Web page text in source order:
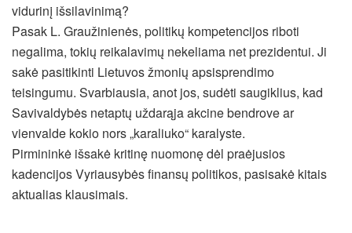
vidurinį išsilavinimą?
Pasak L. Graužinienės, politikų kompetencijos riboti
negalima, tokių reikalavimų nekeliama net prezidentui. Ji
sakė pasitikinti Lietuvos žmonių apsisprendimo
teisingumu. Svarbiausia, anot jos, sudėti saugiklius, kad
Savivaldybės netaptų uždarąja akcine bendrove ar
vienvalde kokio nors „karaliuko“ karalyste.
Pirmininkė išsakė kritinę nuomonę dėl praėjusios
kadencijos Vyriausybės finansų politikos, pasisakė kitais
aktualias klausimais.